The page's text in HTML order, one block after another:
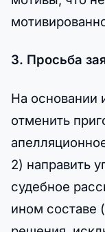
3. Просьба
На основании
отменить
2) направить
судебное
ином составе